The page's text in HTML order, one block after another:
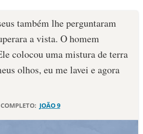
também lhe perguntaram
a vista. O homem
colocou uma mistura de terra
olhos, eu me lavei e agora
JOÃO 9